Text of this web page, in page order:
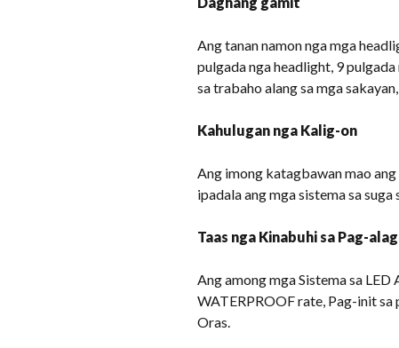
Ang tanan namon nga mga
pulgada nga headlight, 9
sa trabaho alang sa mga
Kahulugan nga Kalig-on
Ang imong katagbawan mao
ipadala ang mga sistema sa
Taas nga Kinabuhi sa Pag-
Ang among mga Sistema sa
WATERPROOF rate, Pag-init sa
Oras.